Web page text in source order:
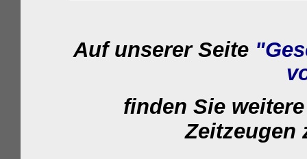
Auf unserer Seite
finden Sie
Zeitzeugen